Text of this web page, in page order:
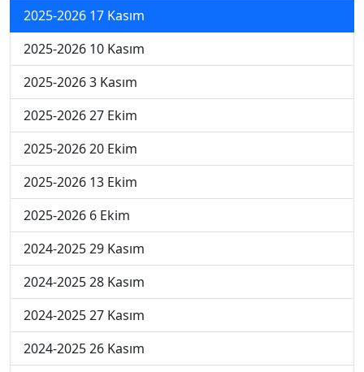
2025-2026 17 Kasım
2025-2026 10 Kasım
2025-2026 3 Kasım
2025-2026 27 Ekim
2025-2026 20 Ekim
2025-2026 13 Ekim
2025-2026 6 Ekim
2024-2025 29 Kasım
2024-2025 28 Kasım
2024-2025 27 Kasım
2024-2025 26 Kasım